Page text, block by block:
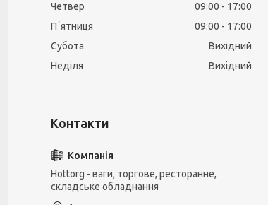
Четвер
09:00
17:00
Пʼятниця
09:00
17:00
Субота
Вихідний
Неділя
Вихідний
Hottorg - ваги, торгове, ресторанне,
складське обладнання